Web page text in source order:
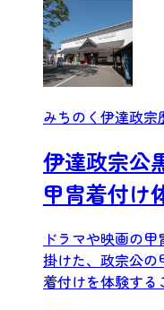
みちのく伊達政宗
伊達政宗公
甲冑着付け
ドラマや映画の
掛けた、政宗公の
着付けを体験する